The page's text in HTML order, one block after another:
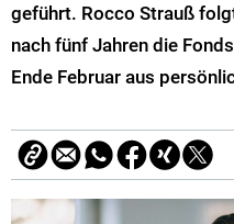
geführt. Rocco Strauß
nach fünf Jahren die
Ende Februar aus